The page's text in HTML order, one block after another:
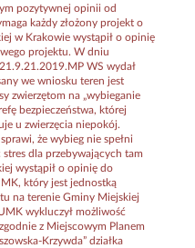
pozytywnej opinii od
każdy złożony projekt o
w Krakowie wystąpił o opinię
projektu. W dniu
WS wydał
we wniosku teren jest
zwierzętom na „wybieganie
bezpieczeństwa, której
u zwierzęcia niepokój.
że wybieg nie spełni
dla przebywających tam
wystąpił o opinię do
który jest jednostką
na terenie Gminy Miejskiej
wykluczył możliwość
z Miejscowym Planem
Krzywda” działka